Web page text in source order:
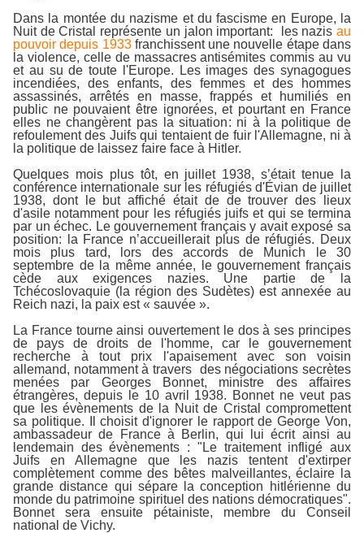
Dans la montée du nazisme et du fascisme en Europe, la
Nuit de Cristal représente un jalon important: les nazis au
pouvoir depuis 1933franchissent une nouvelle étape dans
la violence, celle de massacres antisémites commis au vu
et au su de toute l'Europe. Les images des synagogues
incendiées, des enfants, des femmes et des hommes
assassinés, arrêtés en masse, frappés et humiliés en
public ne pouvaient être ignorées, et pourtant en France
elles ne changèrent pas la situation: ni à la politique de
refoulement des Juifs qui tentaient de fuir l'Allemagne, ni à
la politique de laissez faire face à Hitler.
Quelques mois plus tôt, en juillet 1938, s’était tenue la
conférence internationale sur les réfugiés d'Évian de juillet
1938, dont le but affiché était de de trouver des lieux
d'asile notamment pour les réfugiés juifs et qui se termina
par un échec. Le gouvernement français y avait exposé sa
position: la France n’accueillerait plus de réfugiés. Deux
mois plus tard, lors des accords de Munich le 30
septembre de la même année, le gouvernement français
cède aux exigences nazies. Une partie de la
Tchécoslovaquie (la région des Sudètes) est annexée au
Reich nazi, la paix est « sauvée ».
La France tourne ainsi ouvertement le dos à ses principes
de pays de droits de l'homme, car le gouvernement
recherche à tout prix l'apaisement avec son voisin
allemand, notamment à travers des négociations secrètes
menées par Georges Bonnet, ministre des affaires
étrangères, depuis le 10 avril 1938. Bonnet ne veut pas
que les évènements de la Nuit de Cristal compromettent
sa politique. Il choisit d'ignorer le rapport de George Von,
ambassadeur de France à Berlin, qui lui écrit ainsi au
lendemain des évènements : "Le traitement infligé aux
Juifs en Allemagne que les nazis tentent d'extirper
complètement comme des bêtes malveillantes, éclaire la
grande distance qui sépare la conception hitlérienne du
monde du patrimoine spirituel des nations démocratiques".
Bonnet sera ensuite pétainiste, membre du Conseil
national de Vichy.